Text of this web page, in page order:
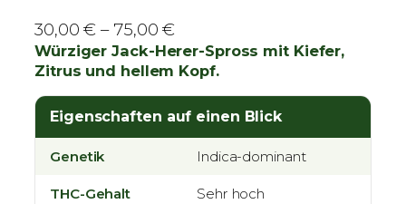
30,00€ – 75,00€
r
e
i
s
s
Würziger Jack-Herer-Spross mit Kiefer,
Zitrus und hellem Kopf.
Eigenschaften auf einen Blick
Genetik Indica-dominant
THC-Gehalt Sehr hoch